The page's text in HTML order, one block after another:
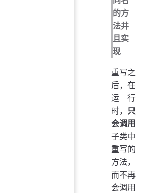
的方
法并
且实
现
重写之
后，在
运行
时， 只
会调用
子类中
重写的
方法，
而不再
会调用